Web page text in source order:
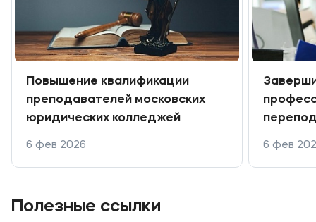
Повышение квалификации
преподавателей московских
юридических колледжей
6 фев 2026 6 фев
Полезные ссылки